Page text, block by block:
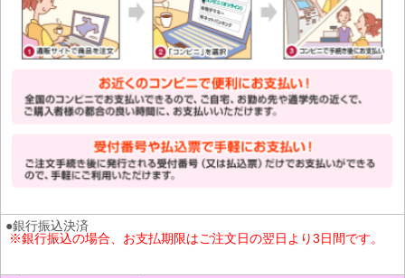
●銀行振込決済
※銀行振込の場合、お支払期限はご注文日の翌日より3日間です。